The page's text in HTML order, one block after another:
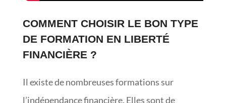
COMMENT CHOISIR LE BON TYPE
DE FORMATION EN LIBERTÉ
FINANCIÈRE ?
Il existe de nombreuses formations sur
l’indépendance financière. Elles sont de